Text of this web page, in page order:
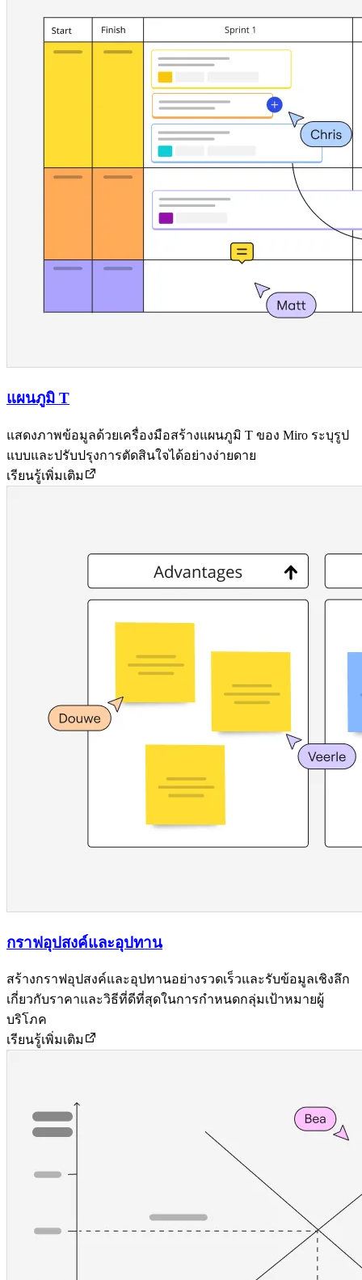
แผนภูมิ T
แสดงภาพข้อมูลด้วยเครื่องมือสร้างแผนภูมิ T ของ Miro ระบุรูป
แบบและปรับปรุงการตัดสินใจได้อย่างง่ายดาย
เรียนรู้เพิ่มเติม
กราฟอุปสงค์และอุปทาน
สร้างกราฟอุปสงค์และอุปทานอย่างรวดเร็วและรับข้อมูลเชิงลึก
เกี่ยวกับราคาและวิธีที่ดีที่สุดในการกำหนดกลุ่มเป้าหมายผู้
บริโภค
เรียนรู้เพิ่มเติม